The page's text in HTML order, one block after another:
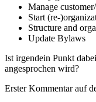
Manage
Start (re-
Structure and
Update Bylaws
Ist irgendein Punkt
angesprochen wird?
Erster Kommentar auf